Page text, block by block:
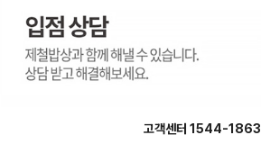
고객센터 1544-1863